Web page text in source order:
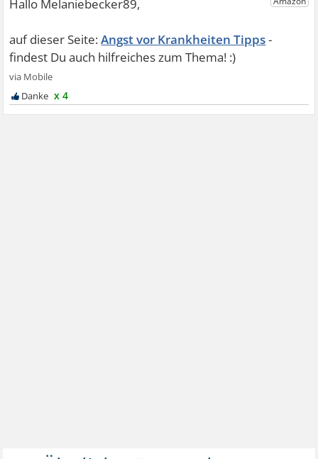
Angst vor Krankheiten Tipps
x 4